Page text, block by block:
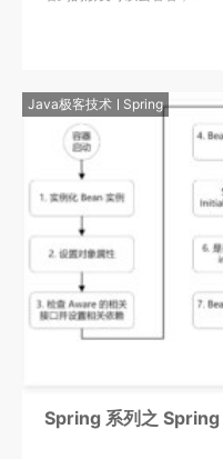
Java极客技术 Spring
Spring 系列之